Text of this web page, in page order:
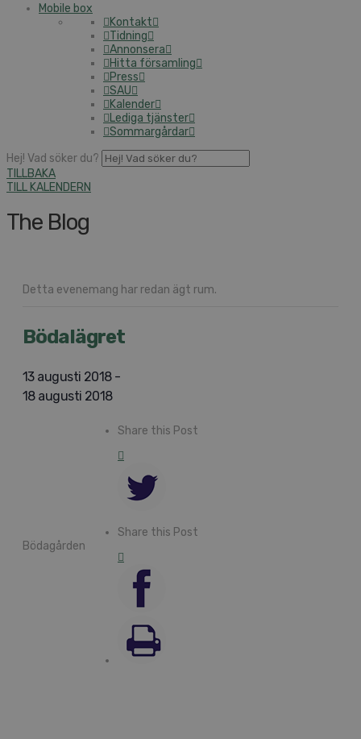
Mobile box
Kontakt
Tidning
Annonsera
Hitta församling
Press
SAU
Kalender
Lediga tjänster
Sommargårdar
Hej! Vad söker du?
TILLBAKA
TILL KALENDERN
The Blog
Detta evenemang har redan ägt rum.
Bödalägret
13 augusti 2018-
18 augusti 2018
Bödagården
Share this Post
Share this Post